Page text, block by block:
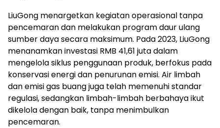
LiuGong menargetkan kegiatan operasional tanpa
pencemaran dan melakukan program daur ulang
sumber daya secara maksimum. Pada 2023, LiuGong
menanamkan investasi RMB 41,61 juta dalam
mengelola siklus penggunaan produk, berfokus pada
konservasi energi dan penurunan emisi. Air limbah
dan emisi gas buang juga telah memenuhi standar
regulasi, sedangkan limbah-limbah berbahaya ikut
dikelola dengan baik, tanpa menimbulkan
pencemaran.